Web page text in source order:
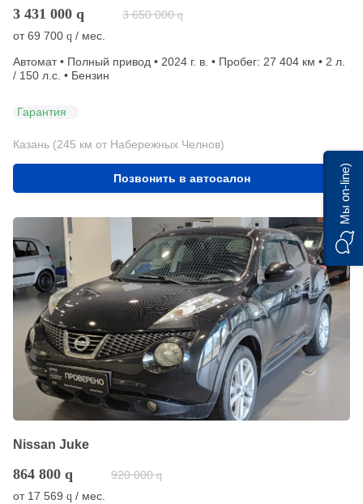
3 431 000 q 3 650 000 q
от69 700 q / мес.
Автомат • Полный привод • 2024 г. в. • Пробег: 27 404 км • 2 л.
/ 150 л.с. • Бензин
Гарантия
Казань (245 км от Набережных Челнов)
Позвонить в автосалон
Nissan Juke
864 800 q 920 000 q
от 17 569 q / мес.
Мы on-line)